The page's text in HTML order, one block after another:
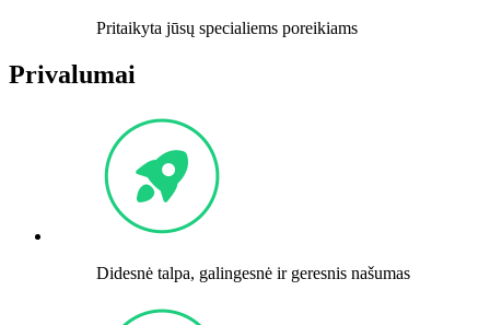
Pritaikyta jūsų specialiems poreikiams
Privalumai
Didesnė talpa, galingesnė ir geresnis našumas